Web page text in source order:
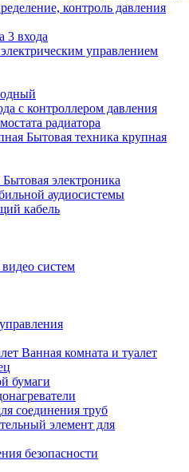
контроль давления
3 входа
управлением
с контроллером давления
радиатора
Бытовая техника крупная
Бытовая электроника
аудиосистемы
кабель
систем
Ванная комната и туалет
бумаги
соединения труб
элемент для